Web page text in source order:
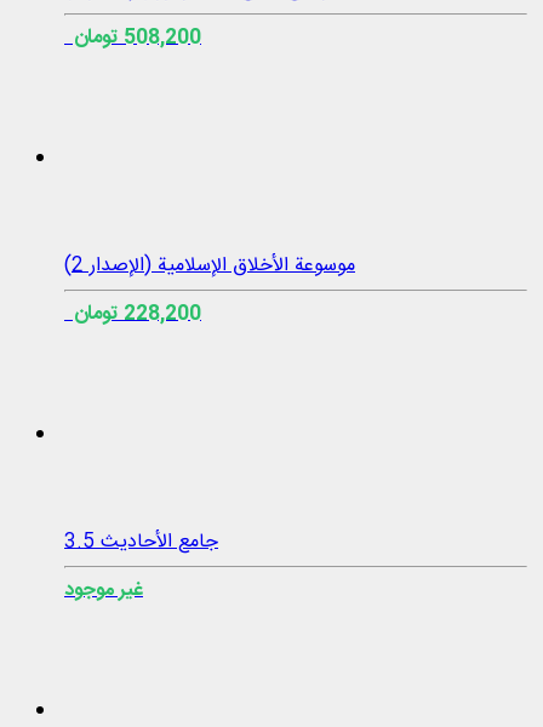
508,200 تومان
موسوعة الأخلاق الإسلامیة (الإصدار 2)
228,200 تومان
جامع الأحاديث 3.5
غير موجود